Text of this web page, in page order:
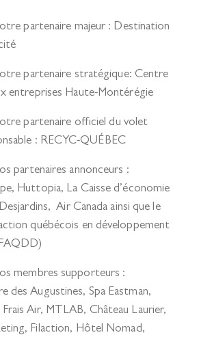
partenaire majeur : Destination
partenaire stratégique: Centre
entreprises Haute-Montérégie
partenaire officiel du volet
: RECYC-QUÉBEC
partenaires annonceurs :
Huttopia, La Caisse d’économie
Air Canada ainsi que le
québécois en développement
membres supporteurs :
des Augustines, Spa Eastman,
Air, MTLAB, Château Laurier,
Filaction, Hôtel Nomad,